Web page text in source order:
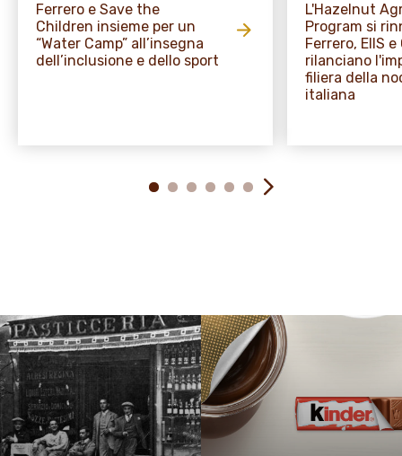
Ferrero e Save the
Children insieme per un
“Water Camp” all’insegna
dell’inclusione e dello sport
L'Hazelnut
Program si
Ferrero, EIIS e
rilanciano
filiera della
italiana